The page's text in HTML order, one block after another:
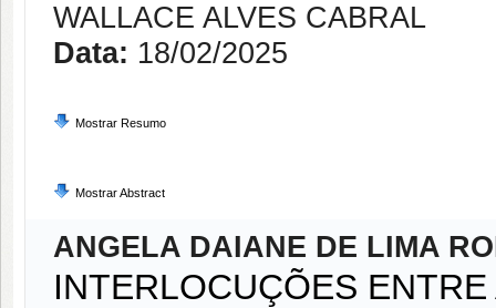
WALLACE ALVES CABRAL
Data: 18/02/2025
Mostrar Resumo
Mostrar Abstract
ANGELA DAIANE DE LIMA
INTERLOCUÇÕES